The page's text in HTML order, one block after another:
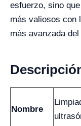
esfuerzo, sino
más valiosos con
más avanzada
Nombre